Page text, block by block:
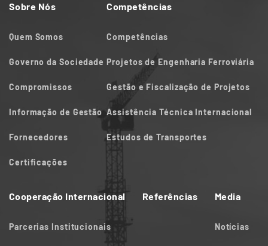
Sobre Nós
Quem Somos
Governo da Sociedade
Compromissos
Informação de Gestão
Fornecedores
Certificações
Competências
Competências
Projetos de Engenharia Ferroviária
Gestão e Fiscalização de Projetos
Assistência Técnica Internacional
Estudos de Transportes
Cooperação Internacional
Parcerias Institucionais
Referências Media
Notícias